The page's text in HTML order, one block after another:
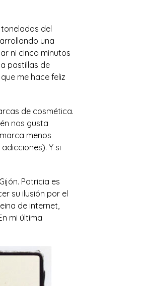
del
una
ni cinco minutos
pastillas de
me hace feliz
de cosmética.
nos gusta
menos
Y si
Patricia es
su ilusión por el
de internet,
mi última